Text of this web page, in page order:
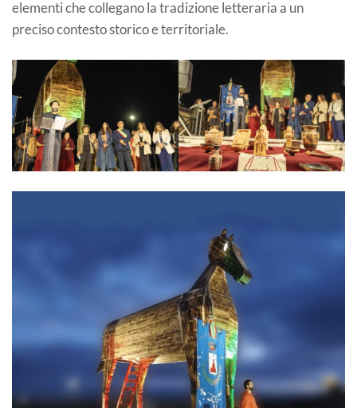
elementi che collegano la tradizione letteraria a un
preciso contesto storico e territoriale.